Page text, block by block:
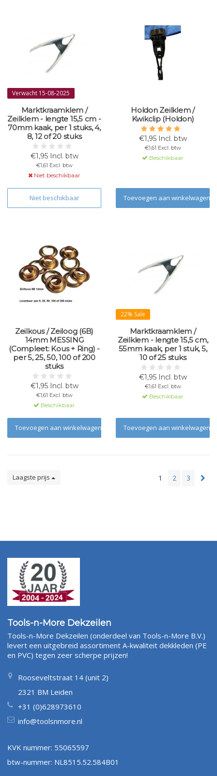
Verwacht 15-08-2025
Marktkraamklem /
Zeilklem - lengte 15,5 cm -
70mm kaak, per 1 stuks, 4,
8, 12 of 20 stuks
€1,95 Incl. btw
€1,61 Excl. btw
Niet beschikbaar
Niet beschikbaar
Holdon Zeilklem /
Kwikclip (Holdon)
€1,95 Incl. btw
€1,61 Excl. btw
Beschikbaar
Toevoegen aan winkelwagen
Zeilkous / Zeiloog (6B)
14mm MESSING
(Compleet: Kous + Ring) -
per 5, 25, 50, 100 of 200
stuks
€1,95 Incl. btw
€1,61 Excl. btw
Beschikbaar
Toevoegen aan winkelwagen
22% Sale
Marktkraamklem /
Zeilklem - lengte 15,5 cm,
55mm kaak, per 1 stuk, 5,
10 of 25 stuks
€1,95 Incl. btw
€1,61 Excl. btw
Beschikbaar
Toevoegen aan winkelwagen
Laagste prijs 1 2 3
Tools-n-More Dekzeilen
Tools-n-More Dekzeilen (onderdeel van Tools-n-More B.V.)
levert een uitgebreid assortiment A-kwaliteit dekkleden (PE
en PVC) tegen zeer scherpe prijzen!
Rooseveltstraat 14 (unit 2)
2321 BM Leiden
+31 (0)628973610
info@toolsnmore.nl
KVK nummer: 55065597
btw-nummer: NL8515.52.584B01